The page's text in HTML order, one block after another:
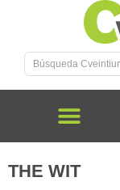
THE WIT